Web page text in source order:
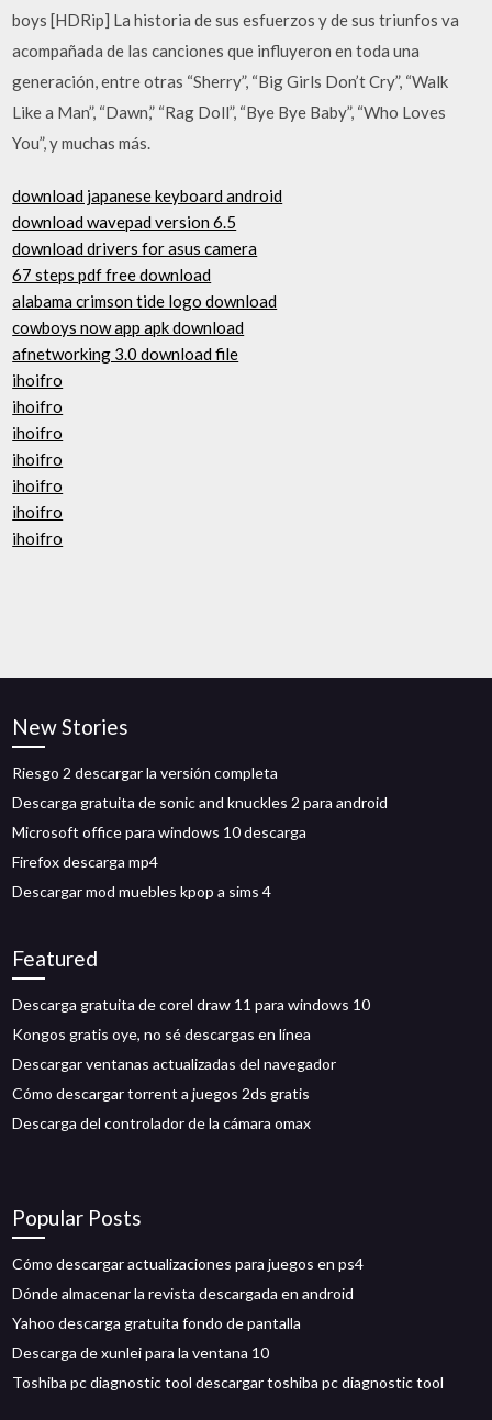
boys [HDRip] La historia de sus esfuerzos y de sus triunfos va
acompañada de las canciones que influyeron en toda una
generación, entre otras “Sherry”, “Big Girls Don’t Cry”, “Walk
Like a Man”, “Dawn,” “Rag Doll”, “Bye Bye Baby”, “Who Loves
You”, y muchas más.
download japanese keyboard android
download wavepad version 6.5
download drivers for asus camera
67 steps pdf free download
alabama crimson tide logo download
cowboys now app apk download
afnetworking 3.0 download file
ihoifro
ihoifro
ihoifro
ihoifro
ihoifro
ihoifro
ihoifro
New Stories
Riesgo 2 descargar la versión completa
Descarga gratuita de sonic and knuckles 2 para android
Microsoft office para windows 10 descarga
Firefox descarga mp4
Descargar mod muebles kpop a sims 4
Featured
Descarga gratuita de corel draw 11 para windows 10
Kongos gratis oye, no sé descargas en línea
Descargar ventanas actualizadas del navegador
Cómo descargar torrent a juegos 2ds gratis
Descarga del controlador de la cámara omax
Popular Posts
Cómo descargar actualizaciones para juegos en ps4
Dónde almacenar la revista descargada en android
Yahoo descarga gratuita fondo de pantalla
Descarga de xunlei para la ventana 10
Toshiba pc diagnostic tool descargar toshiba pc diagnostic tool